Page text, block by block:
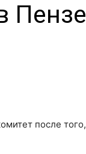
Пензе
после того,